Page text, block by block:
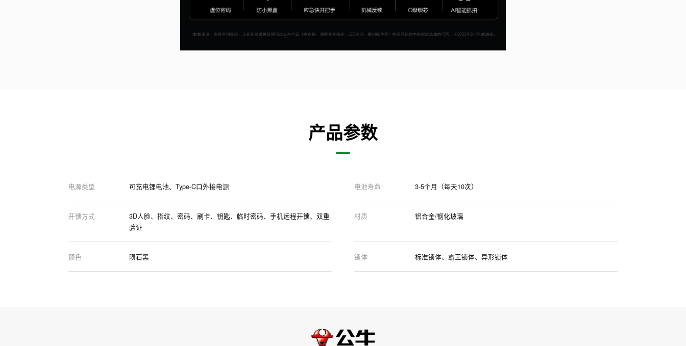
产品参数
电源类型 可充电锂电池、Type-C口外接电源 电池寿命 3-5个月（每天10次）
开锁方式
3D人脸、指纹、密码、刷卡、钥匙、临时密码、手机远程开锁、双重
验证
材质 铝合金/钢化玻璃
颜色 陨石黑 锁体 标准锁体、霸王锁体、异形锁体